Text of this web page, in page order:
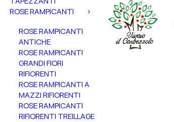
ROSE RAMPICANTI
ROSE RAMPICANTI
ANTICHE
ROSE RAMPICANTI
GRANDI FIORI
RIFIORENTI
ROSE RAMPICANTI A
MAZZI RIFIORENTI
ROSE RAMPICANTI
RIFIORENTI TREILLAGE